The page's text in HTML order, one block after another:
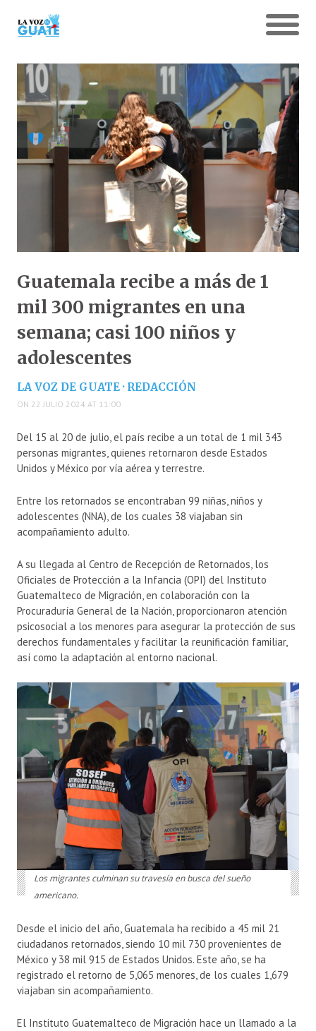
Guatemala recibe a más de 1
mil 300 migrantes en una
semana; casi 100 niños y
adolescentes
LA VOZ DE GUATE · REDACCIÓN
ON 22 JULIO 2024 AT 11:00
Del 15 al 20 de julio, el país recibe a un total de 1 mil 343
personas migrantes, quienes retornaron desde Estados
Unidos y México por vía aérea y terrestre.
Entre los retornados se encontraban 99 niñas, niños y
adolescentes (NNA), de los cuales 38 viajaban sin
acompañamiento adulto.
A su llegada al Centro de Recepción de Retornados, los
Oficiales de Protección a la Infancia (OPI) del Instituto
Guatemalteco de Migración, en colaboración con la
Procuraduría General de la Nación, proporcionaron atención
psicosocial a los menores para asegurar la protección de sus
derechos fundamentales y facilitar la reunificación familiar,
así como la adaptación al entorno nacional.
Los migrantes culminan su travesía en busca del sueño
americano.
Desde el inicio del año, Guatemala ha recibido a 45 mil 21
ciudadanos retornados, siendo 10 mil 730 provenientes de
México y 38 mil 915 de Estados Unidos. Este año, se ha
registrado el retorno de 5,065 menores, de los cuales 1,679
viajaban sin acompañamiento.
El Instituto Guatemalteco de Migración hace un llamado a la